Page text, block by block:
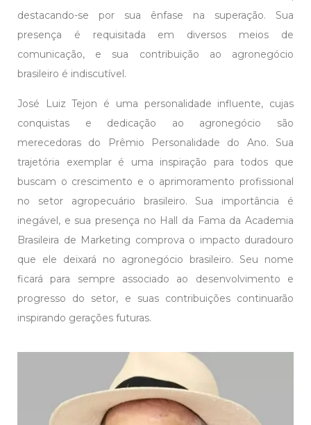
destacando-se por sua ênfase na superação. Sua
presença é requisitada em diversos meios de
comunicação, e sua contribuição ao agronegócio
brasileiro é indiscutível.
José Luiz Tejon é uma personalidade influente, cujas
conquistas e dedicação ao agronegócio são
merecedoras do Prêmio Personalidade do Ano. Sua
trajetória exemplar é uma inspiração para todos que
buscam o crescimento e o aprimoramento profissional
no setor agropecuário brasileiro. Sua importância é
inegável, e sua presença no Hall da Fama da Academia
Brasileira de Marketing comprova o impacto duradouro
que ele deixará no agronegócio brasileiro. Seu nome
ficará para sempre associado ao desenvolvimento e
progresso do setor, e suas contribuições continuarão
inspirando gerações futuras.